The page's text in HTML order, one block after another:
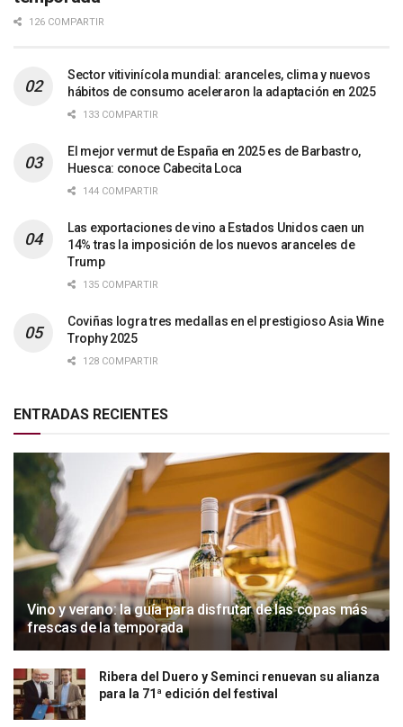
126 COMPARTIR
Sector vitivinícola mundial: aranceles, clima y nuevos
hábitos de consumo aceleraron la adaptación en 2025
133 COMPARTIR
El mejor vermut de España en 2025 es de Barbastro,
Huesca: conoce Cabecita Loca
144 COMPARTIR
Las exportaciones de vino a Estados Unidos caen un
14% tras la imposición de los nuevos aranceles de
Trump
135 COMPARTIR
Coviñas logra tres medallas en el prestigioso Asia Wine
Trophy 2025
128 COMPARTIR
ENTRADAS RECIENTES
Vino y verano: la guía para disfrutar de las copas más
frescas de la temporada
Ribera del Duero y Seminci renuevan su alianza
para la 71ª edición del festival